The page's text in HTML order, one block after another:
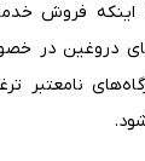
اینکه فروش
دروغین در
نامعتبر